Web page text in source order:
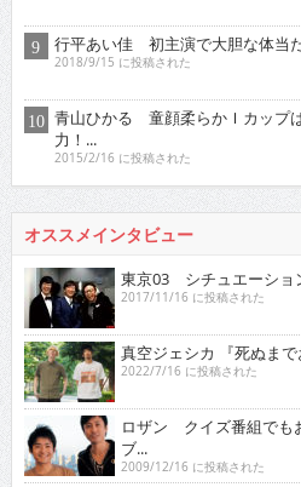
行平あい佳 初主演で大胆な体当
2018/9/15 に投稿された
青山ひかる 童顔柔らかＩカップ
力！...
2015/2/16 に投稿された
オススメインタビュー
東京03 シチュエーショ
2017/11/16 に投稿された
真空ジェシカ 『死ぬま
2022/7/16 に投稿された
ロザン クイズ番組でも
ブ...
2009/12/16 に投稿された